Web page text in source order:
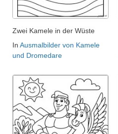
Zwei Kamele in der Wüste
In Ausmalbilder von Kamele
und Dromedare